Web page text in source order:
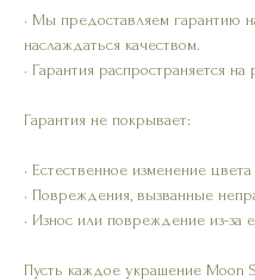
• Мы предоставляем гарантию
наслаждаться качеством.
• Гарантия распространяется
Гарантия не покрывает:
• Естественное изменение цвета
• Повреждения, вызванные
• Износ или повреждение из-за
Пусть каждое украшение Moon